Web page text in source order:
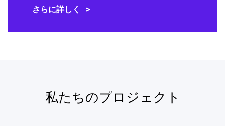
さらに詳しく
私たちのプロジェクト